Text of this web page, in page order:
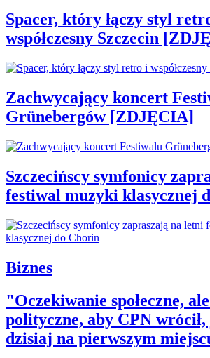
Spacer, który łączy styl
współczesny Szczecin
Zachwycający koncert
Grünebergów [ZDJĘCIA]
Szczecińscy symfonicy
festiwal muzyki klasycznej
Biznes
"Oczekiwanie społeczne,
polityczne, aby CPN
dzisiaj na pierwszym